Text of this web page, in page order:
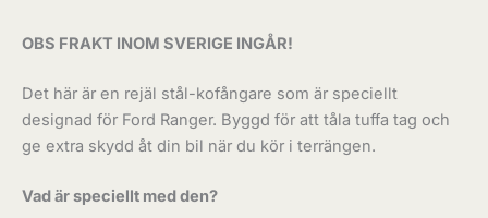
OBS FRAKT INOM SVERIGE INGÅR!
Det här är en rejäl stål-kofångare som är speciellt
designad för Ford Ranger. Byggd för att tåla tuffa tag och
ge extra skydd åt din bil när du kör i terrängen.
Vad är speciellt med den?